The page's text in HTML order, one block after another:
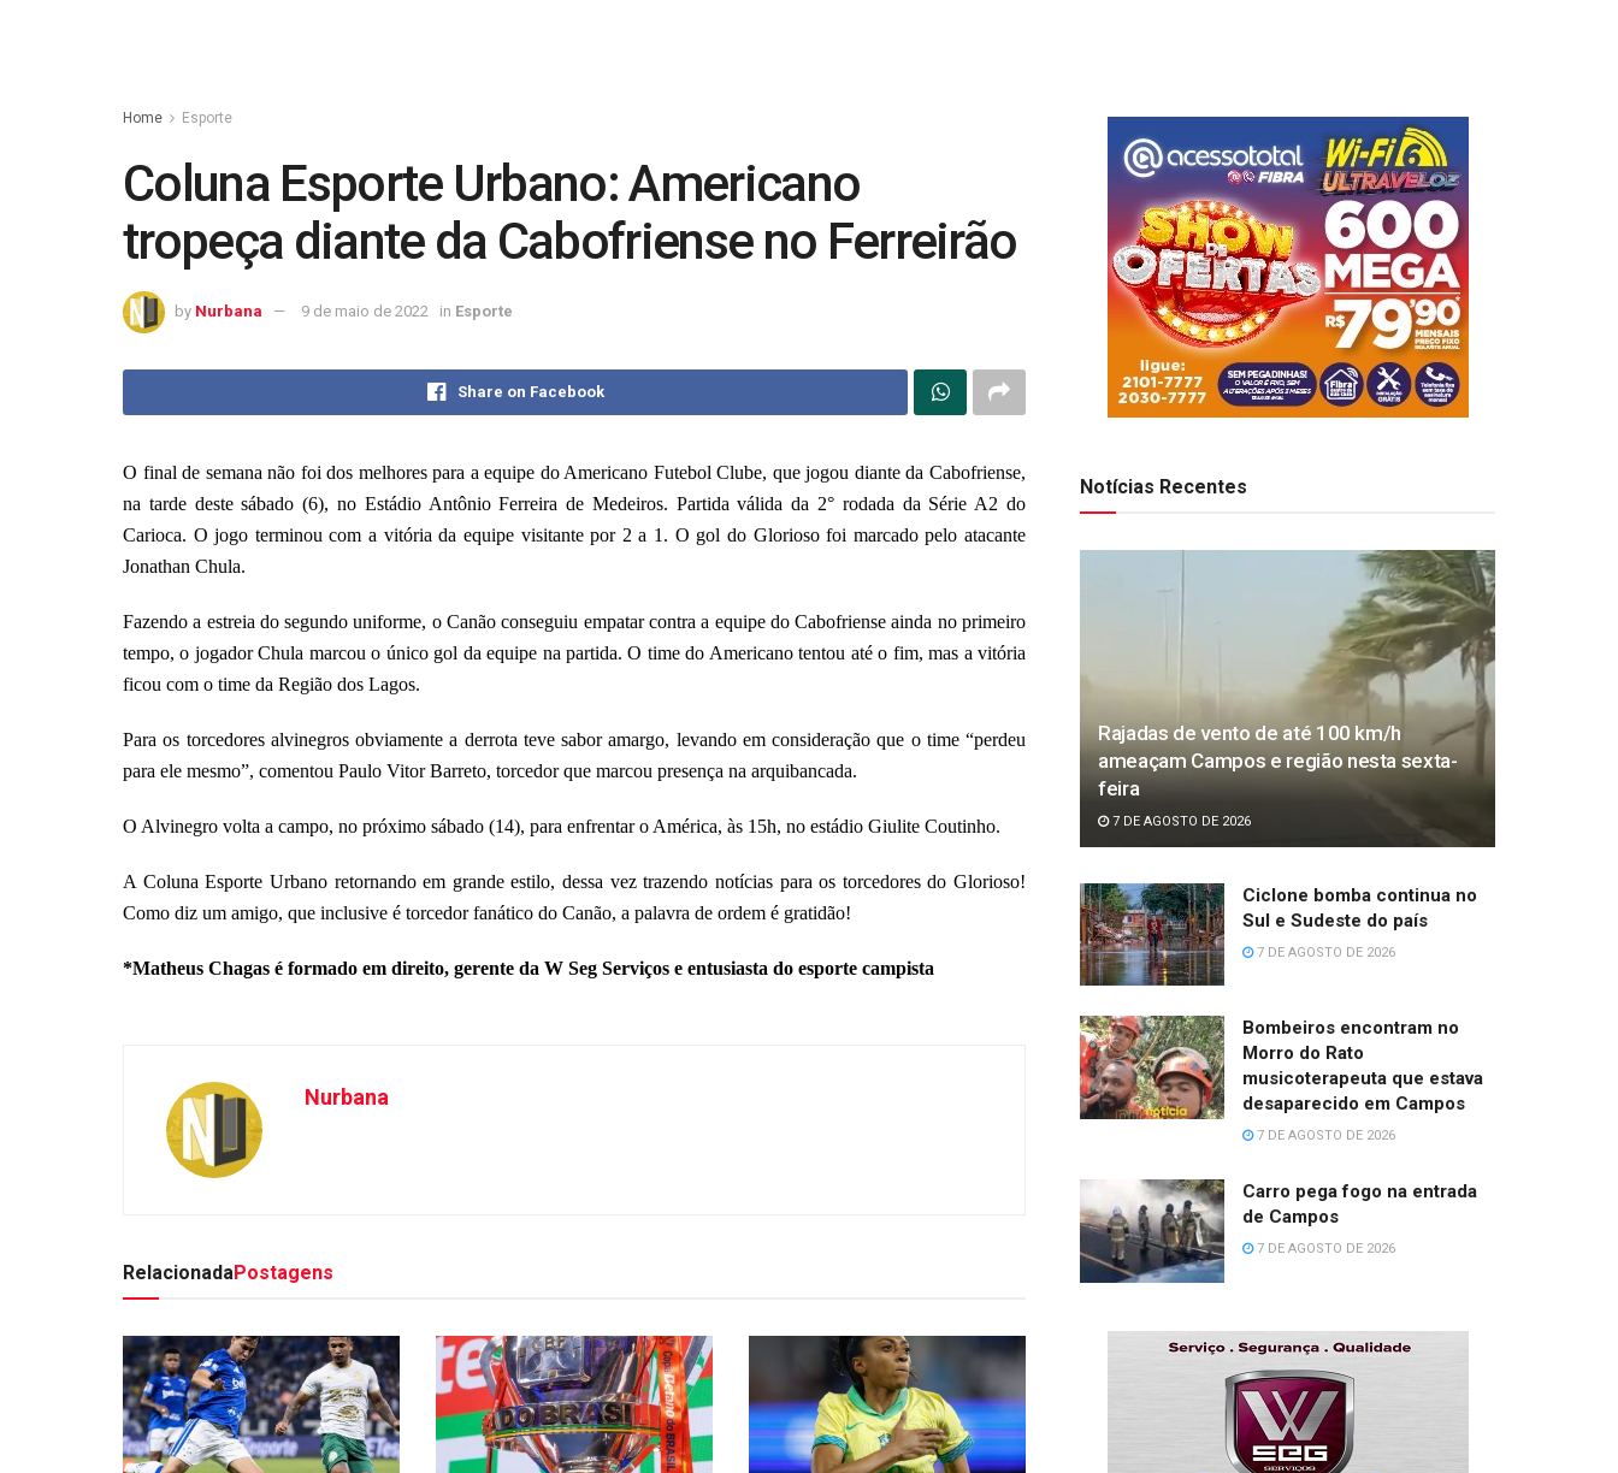
Home Esporte
Coluna Esporte Urbano: Americano
tropeça diante da Cabofriense no Ferreirão
by Nurbana 9 de maio de 2022 in Esporte
Share on Facebook
O final de semana não foi dos melhores para a equipe do Americano Futebol Clube, que jogou diante da Cabofriense,
na tarde deste sábado (6), no Estádio Antônio Ferreira de Medeiros. Partida válida da 2° rodada da Série A2 do
Carioca. O jogo terminou com a vitória da equipe visitante por 2 a 1. O gol do Glorioso foi marcado pelo atacante
Jonathan Chula.
Fazendo a estreia do segundo uniforme, o Canão conseguiu empatar contra a equipe do Cabofriense ainda no primeiro
tempo, o jogador Chula marcou o único gol da equipe na partida. O time do Americano tentou até o fim, mas a vitória
ficou com o time da Região dos Lagos.
Para os torcedores alvinegros obviamente a derrota teve sabor amargo, levando em consideração que o time “perdeu
para ele mesmo”, comentou Paulo Vitor Barreto, torcedor que marcou presença na arquibancada.
O Alvinegro volta a campo, no próximo sábado (14), para enfrentar o América, às 15h, no estádio Giulite Coutinho.
A Coluna Esporte Urbano retornando em grande estilo, dessa vez trazendo notícias para os torcedores do Glorioso!
Como diz um amigo, que inclusive é torcedor fanático do Canão, a palavra de ordem é gratidão!
*Matheus Chagas é formado em direito, gerente da W Seg Serviços e entusiasta do esporte campista
Nurbana
RelacionadaPostagens
Notícias Recentes
Rajadas de vento de até 100 km/h
ameaçam Campos e região nesta sexta-
feira
7 DE AGOSTO DE 2026
Ciclone bomba continua no
Sul e Sudeste do país
7 DE AGOSTO DE 2026
Bombeiros encontram no
Morro do Rato
musicoterapeuta que estava
desaparecido em Campos
7 DE AGOSTO DE 2026
Carro pega fogo na entrada
de Campos
7 DE AGOSTO DE 2026